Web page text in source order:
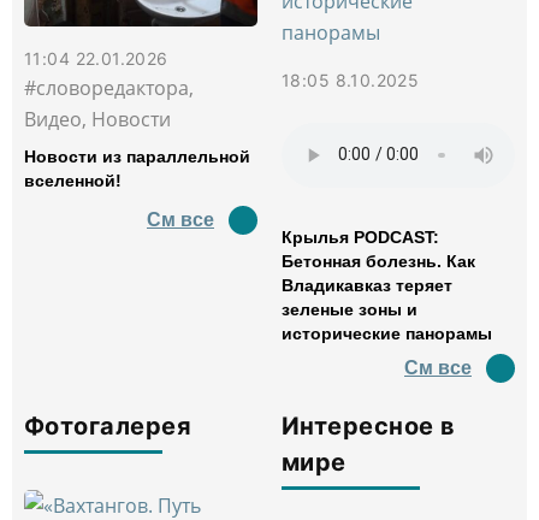
11:04 22.01.2026
#словоредактора,
Видео, Новости
Новости из параллельной
вселенной!
См все
18:05 8.10.2025
Крылья PODCAST:
Бетонная болезнь. Как
Владикавказ теряет
зеленые зоны и
исторические панорамы
См все
Фотогалерея
Интересное в
мире